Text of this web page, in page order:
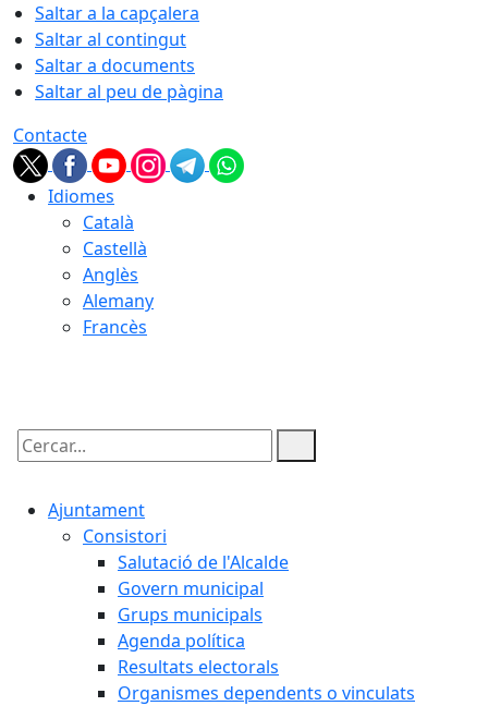
Saltar a la capçalera
Saltar al contingut
Saltar a documents
Saltar al peu de pàgina
Contacte
Idiomes
Català
Castellà
Anglès
Alemany
Francès
Cercar:
Ajuntament
Consistori
Salutació de l'Alcalde
Govern municipal
Grups municipals
Agenda política
Resultats electorals
Organismes dependents o vinculats